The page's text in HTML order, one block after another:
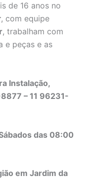
de 16 anos no
, com equipe
, trabalham com
e peças e as
Instalação,
– 11 96231-
das 08:00
em Jardim da